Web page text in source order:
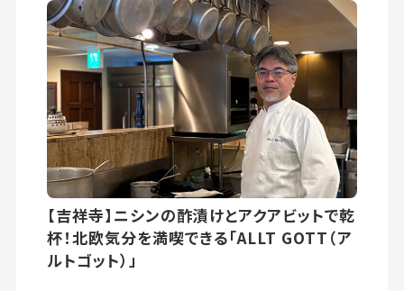
【吉祥寺】ニシンの酢漬けとアクアビットで乾
杯！北欧気分を満喫できる「ALLT GOTT（ア
ルトゴット）」